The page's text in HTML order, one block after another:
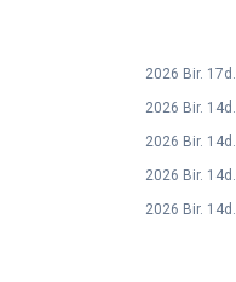
2026 Bir. 17d.
2026 Bir. 14d.
2026 Bir. 14d.
2026 Bir. 14d.
2026 Bir. 14d.